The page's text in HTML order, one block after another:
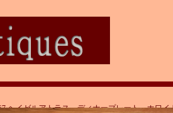
ヘイゼルアトラス ディナープレート ホワイ